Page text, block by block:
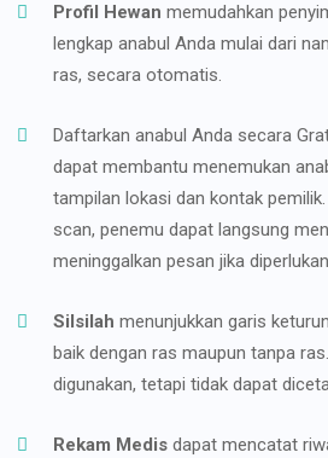
Profil Hewan memudahkan
lengkap anabul Anda mulai dari
ras, secara otomatis.
Daftarkan anabul Anda secara
dapat membantu menemukan
tampilan lokasi dan kontak
scan, penemu dapat langsung
meninggalkan pesan jika
Silsilah menunjukkan garis
baik dengan ras maupun tanpa
digunakan, tetapi tidak dapat
Rekam Medis dapat mencatat